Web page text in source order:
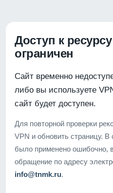
Доступ к
ограничен
Сайт временно
либо вы используете
сайт будет доступен.
Для повторной проверки
VPN и обновить страницу. В
было применено ошибочно,
обращение по адресу
info@tnmk.ru.